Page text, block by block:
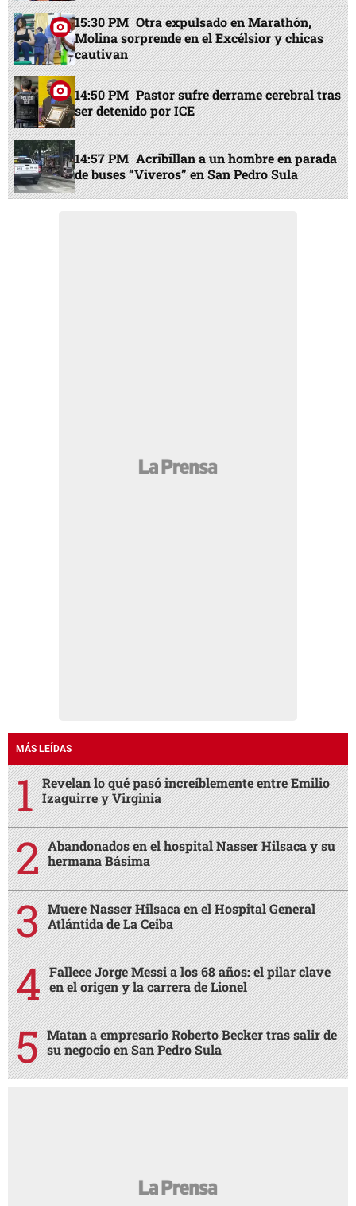
15:30 PM Otra expulsado en Marathón,
Molina sorprende en el Excélsior y chicas
cautivan
14:50 PM Pastor sufre derrame cerebral tras
ser detenido por ICE
14:57 PM Acribillan a un hombre en parada
de buses “Viveros” en San Pedro Sula
MÁS LEÍDAS
Revelan lo qué pasó increíblemente entre Emilio
Izaguirre y Virginia
Abandonados en el hospital Nasser Hilsaca y su
hermana Básima
Muere Nasser Hilsaca en el Hospital General
Atlántida de La Ceiba
Fallece Jorge Messi a los 68 años: el pilar clave
en el origen y la carrera de Lionel
Matan a empresario Roberto Becker tras salir de
su negocio en San Pedro Sula